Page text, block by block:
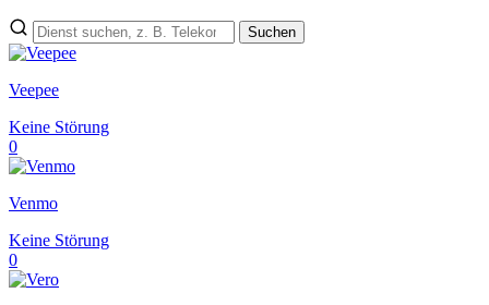
Suchen
Veepee
Keine Störung
0
Venmo
Keine Störung
0